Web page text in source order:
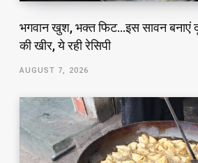
भगवान खुश, भक्त फिट…इस सावन
की खीर, ये रही रेसिपी
AUGUST 7, 2026